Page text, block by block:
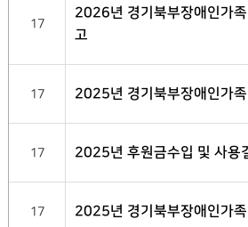
17
2026년 경기북부장애인가
고
17 2025년 경기북부장애인가
17 2025년 후원금수입 및 사용
17 2025년 경기북부장애인가